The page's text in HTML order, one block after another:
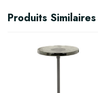
Produits Similaires